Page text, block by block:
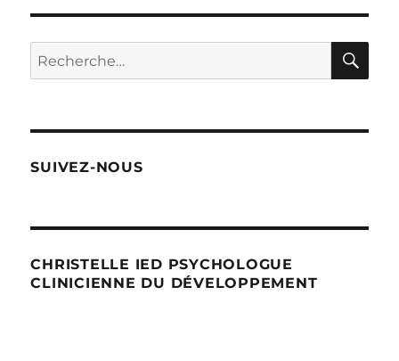
Recherche
pour :
SUIVEZ-NOUS
CHRISTELLE IED PSYCHOLOGUE
CLINICIENNE DU DÉVELOPPEMENT